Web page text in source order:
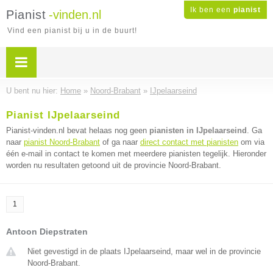
Ik ben een pianist
Pianist -vinden.nl
Vind een pianist bij u in de buurt!
U bent nu hier: Home » Noord-Brabant » IJpelaarseind
Pianist IJpelaarseind
Pianist-vinden.nl bevat helaas nog geen pianisten in IJpelaarseind . Ga
naar pianist Noord-Brabant of ga naar direct contact met pianisten om via
één e-mail in contact te komen met meerdere pianisten tegelijk. Hieronder
worden nu resultaten getoond uit de provincie Noord-Brabant.
1
Antoon Diepstraten
Niet gevestigd in de plaats IJpelaarseind, maar wel in de provincie
Noord-Brabant.